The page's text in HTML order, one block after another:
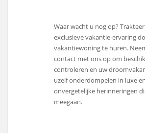
Waar wacht u nog op?
exclusieve vakantie-ervaring
vakantiewoning te huren.
contact met ons op om
controleren en uw
uzelf onderdompelen in luxe
onvergetelijke herinneringen
meegaan.